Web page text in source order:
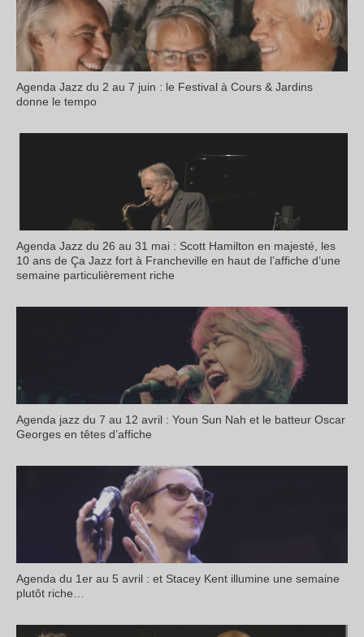
Agenda Jazz du 2 au 7 juin : le Festival à Cours & Jardins
donne le tempo
Agenda Jazz du 26 au 31 mai : Scott Hamilton en majesté, les
10 ans de Ça Jazz fort à Francheville en haut de l’affiche d’une
semaine particulièrement riche
Agenda jazz du 7 au 12 avril : Youn Sun Nah et le batteur Oscar
Georges en têtes d’affiche
Agenda du 1er au 5 avril : et Stacey Kent illumine une semaine
plutôt riche…